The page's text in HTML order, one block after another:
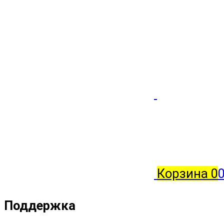
Корзина 0
Поддержка